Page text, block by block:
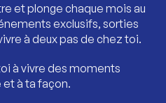
et plonge chaque mois au
exclusifs, sorties
à deux pas de chez toi.
à vivre des moments
à ta façon.